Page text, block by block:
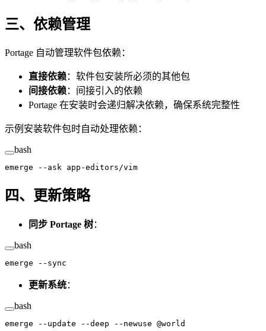
三、依赖管理
Portage 自动管理软件包依赖：
直接依赖：软件包安装所必须的其他包
间接依赖：间接引入的依赖
Portage 在安装时会递归解决依赖，确保系统完整性
示例安装软件包时自动处理依赖：
bash
emerge --ask app-editors/vim
四、更新策略
同步 Portage 树：
bash
emerge --sync
更新系统：
bash
emerge --update --deep --newuse @world